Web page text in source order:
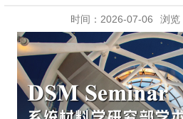
时间：2026-07-06 浏览